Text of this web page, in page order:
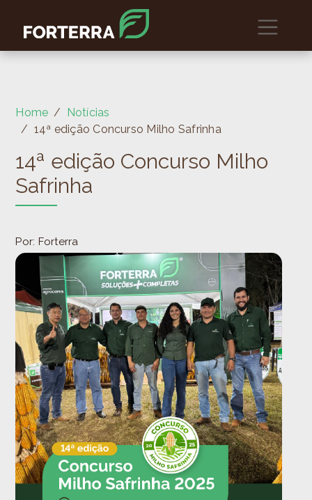
Home
Notícias
14ª edição Concurso Milho Safrinha
14ª edição Concurso Milho
Safrinha
Por: Forterra